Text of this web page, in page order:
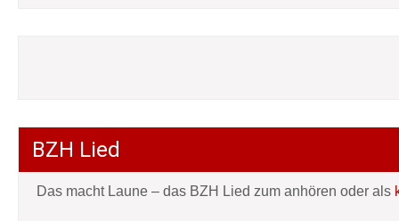
BZH Lied
Das macht Laune – das BZH Lied zum anhören oder als